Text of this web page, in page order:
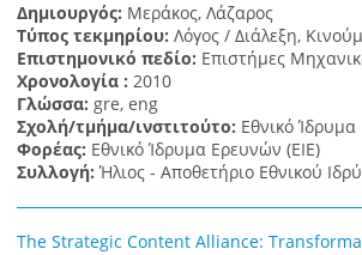
Δημιουργός: Μεράκος, Λάζαρος
Τύπος τεκμηρίου: Λόγος / Διάλεξη,
Επιστημονικό πεδίο: Επιστήμες
Χρονολογία : 2010
Γλώσσα: gre, eng
Σχολή/τμήμα/ινστιτούτο: Εθνικό
Φορέας: Εθνικό Ίδρυμα Ερευνών (ΕΙΕ)
Συλλογή:Ήλιος - Αποθετήριο Εθνικού
The Strategic Content Alliance: